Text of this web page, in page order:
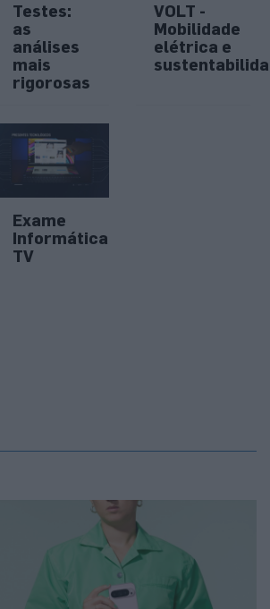
Testes:
as
análises
mais
rigorosas
VOLT -
Mobilidade
elétrica e
Exame
Informática
TV